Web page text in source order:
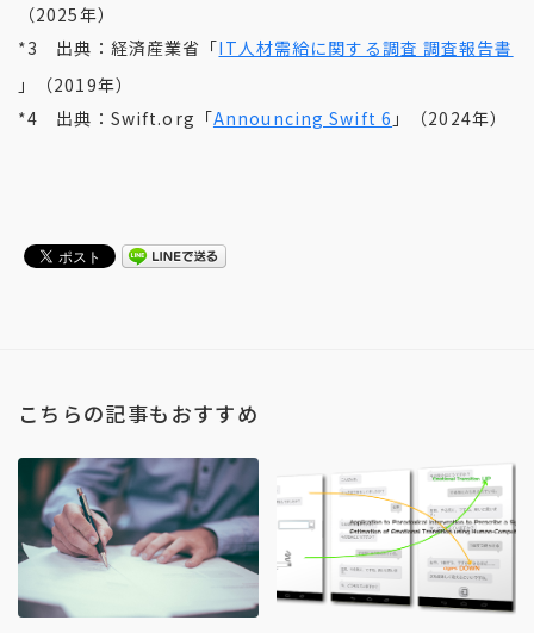
（2025年）
*3 出典：経済産業省「IT人材需給に関する調査 調査報告書
」（2019年）
*4 出典：Swift.org「Announcing Swift 6 」（2024年）
こちらの記事もおすすめ